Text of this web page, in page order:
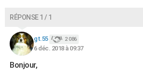
Dictionnaire
Biographies
Citations
Expressions
Proverbes
PROGRAMME TV
COPAINS D'AVANT
RÉPONSE 1 / 1
gt.55 2 086
6 déc. 2018 à 09:37
Bonjour,